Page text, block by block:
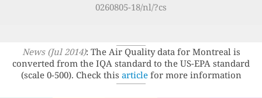
0260805-18/nl/?cs
News (Jul 2014): The Air Quality data for Montreal is
converted from the IQA standard to the US-EPA standard
(scale 0-500). Check this articlefor more information